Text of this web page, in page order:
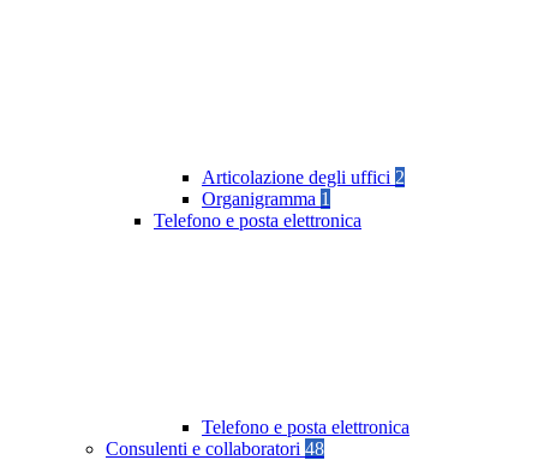
Articolazione degli uffici 2
Organigramma 1
Telefono e posta elettronica
Telefono e posta elettronica
Consulenti e collaboratori 48